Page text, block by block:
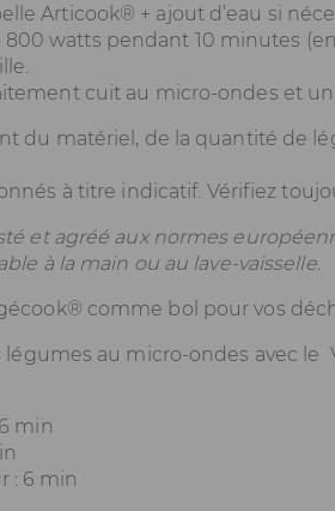
Articook® + ajout d’eau si
800 watts pendant 10 minutes
cuit au micro-ondes et
du matériel, de la quantité de
à titre indicatif. Vérifiez
et agréé aux normes
à la main ou au lave-vaisselle.
comme bol pour vos
légumes au micro-ondes avec le
min
: 6 min